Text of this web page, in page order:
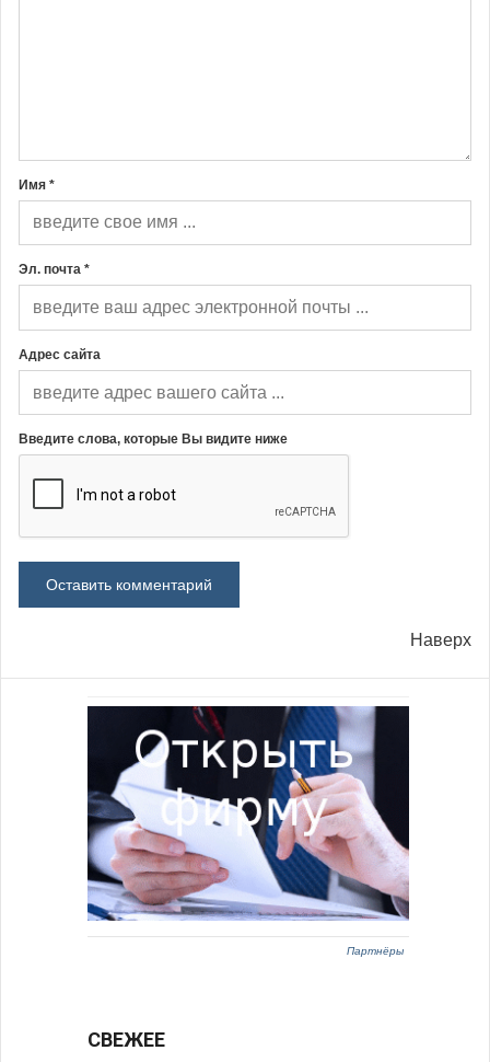
Имя *
Эл. почта *
Адрес сайта
Введите слова, которые Вы видите ниже
Наверх
Партнёры
СВЕЖЕЕ